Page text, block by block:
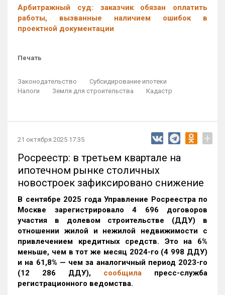
Арбитражный суд: заказчик обязан оплатить
работы, вызванные наличием ошибок в
проектной документации
Печать
Законодательство
Субсидирование ипотеки
Налоги
Земля для строительства Кадастр
21 октября 2025 17:35 +
Росреестр: в третьем квартале на
ипотечном рынке столичных
новостроек зафиксировано снижение
В сентябре 2025 года Управление Росреестра по
Москве зарегистрировало 4 696 договоров
участия в долевом строительстве (ДДУ) в
отношении жилой и нежилой недвижимости с
привлечением кредитных средств. Это на 6%
меньше, чем в тот же месяц 2024-го (4 998 ДДУ)
и на 61,8% — чем за аналогичный период 2023-го
(12 286 ДДУ), сообщила пресс-служба
регистрационного ведомства.